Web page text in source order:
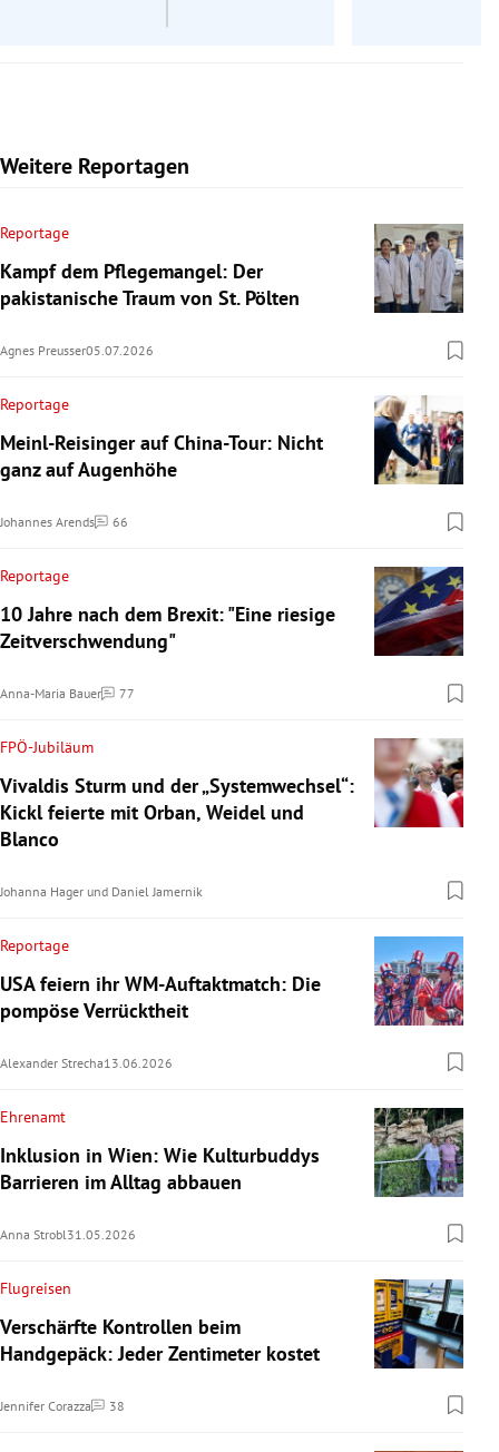
Weitere Reportagen
Reportage
Kampf dem Pflegemangel: Der
pakistanische Traum von St. Pölten
Agnes Preusser05.07.2026
Reportage
Meinl-Reisinger auf China-Tour: Nicht
ganz auf Augenhöhe
Johannes Arends 66
Kommentare
Reportage
10 Jahre nach dem Brexit: "Eine riesige
Zeitverschwendung"
Anna-Maria Bauer 77
Kommentare
FPÖ-Jubiläum
Vivaldis Sturm und der „Systemwechsel“:
Kickl feierte mit Orban, Weidel und
Blanco
Johanna Hager und Daniel Jamernik
Reportage
USA feiern ihr WM-Auftaktmatch: Die
pompöse Verrücktheit
Alexander Strecha13.06.2026
Ehrenamt
Inklusion in Wien: Wie Kulturbuddys
Barrieren im Alltag abbauen
Anna Strobl 31.05.2026
Flugreisen
Verschärfte Kontrollen beim
Handgepäck: Jeder Zentimeter kostet
Jennifer Corazza 38
Kommentare